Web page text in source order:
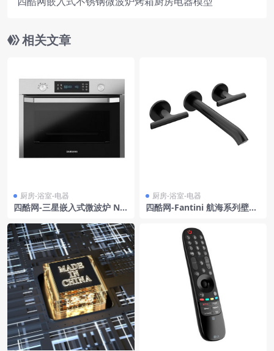
相关文章
厨房-浴室-电器
四酷网-三星嵌入式微波炉 NQ
厨房-浴室-电器
四酷网-Fantini 航海系列壁挂